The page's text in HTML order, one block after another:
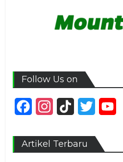
Follow Us on
FacebookInstagram
TikTok Twitter
Artikel Terbaru